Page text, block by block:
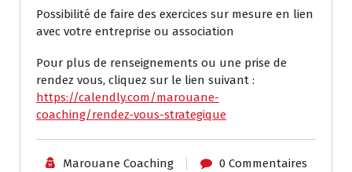
Possibilité de faire des exercices sur mesure en lien
avec votre entreprise ou association
Pour plus de renseignements ou une prise de
rendez vous, cliquez sur le lien suivant :
https://calendly.com/marouane-
coaching/rendez-vous-strategique
Marouane Coaching 0 Commentaires